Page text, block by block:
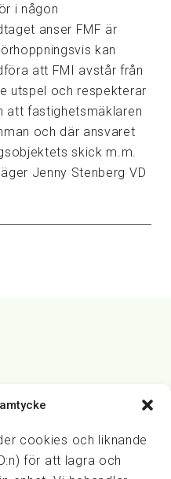
cookies och liknande
för att lagra och
i någon
anser FMF är
kan
att FMI avstår från
utspel och respekterar
att fastighetsmäklaren
och där ansvaret
skick m.m.
Jenny Stenberg VD